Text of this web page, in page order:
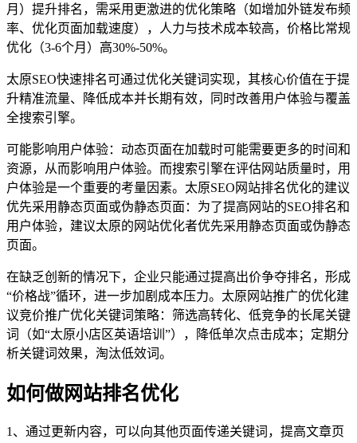
月）提升排名，需采用更激进的优化策略（如增加外链发布频
率、优化页面加载速度），人力与技术成本较高，价格比常规
优化（3-6个月）高30%-50%。
太原SEO快速排名可通过优化关键词实现，其核心价值在于提
升精准流量、降低成本并长期有效，同时改善用户体验与覆盖
全搜索引擎。
可能影响用户体验：动态页面在加载时可能需要更多的时间和
资源，从而影响用户体验。而搜索引擎在评估网站质量时，用
户体验是一个重要的考量因素。太原SEO网站排名优化的建议
优先采用静态页面或伪静态页面：为了提高网站的SEO排名和
用户体验，建议太原的网站优化者优先采用静态页面或伪静态
页面。
在缺乏创新的情况下，企业只能通过提高出价争夺排名，形成
“价格战”循环，进一步加剧成本压力。太原网站推广的优化建
议竞价推广优化关键词策略：筛选高转化、低竞争的长尾关键
词（如“太原小店区英语培训”），降低单次点击成本；定期分
析关键词效果，淘汰低效词。
如何做网站排名优化
1、通过更新内容，可以向其他页面传递关键词，提高文章页